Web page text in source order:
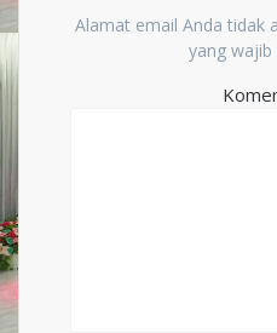
Alamat email Anda tidak
yang wajib